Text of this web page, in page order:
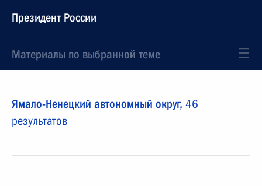
Президент России
Материалы по выбранной теме
Ямало-Ненецкий автономный округ, 46
результатов